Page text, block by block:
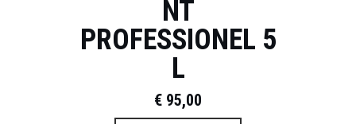
NT
PROFESSIONEL 5
L
€ 95,00